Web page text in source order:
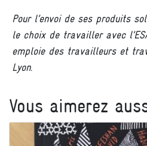
Pour l’envoi de ses produits
le choix de travailler avec
emploie des travailleurs et
Lyon.
Vous aimerez